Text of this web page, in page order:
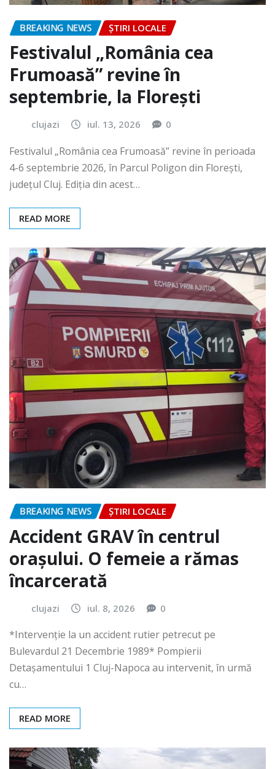
BREAKING NEWS ȘTIRI LOCALE
Festivalul „România cea
Frumoasă” revine în
septembrie, la Florești
clujazi iul. 13, 2026 0
Festivalul „România cea Frumoasă” revine în perioada
4-6 septembrie 2026, în Parcul Poligon din Floreşti,
județul Cluj. Ediția din acest…
READ MORE
BREAKING NEWS ȘTIRI LOCALE
Accident GRAV în centrul
orașului. O femeie a rămas
încarcerată
clujazi iul. 8, 2026 0
*Intervenție la un accident rutier petrecut pe
Bulevardul 21 Decembrie 1989* Pompierii
Detașamentului 1 Cluj-Napoca au intervenit, în urmă
cu…
READ MORE